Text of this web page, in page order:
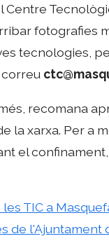
Centre
fotografies
tecnologies,
més, recomana
la xarxa. Per a
el
les TIC a
de l'Ajuntament